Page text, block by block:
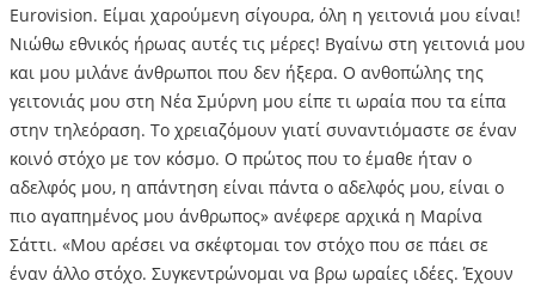
Eurovision. Είμαι χαρούμενη σίγουρα, όλη η γειτονιά μου είναι!
Νιώθω εθνικός ήρωας αυτές τις μέρες! Βγαίνω στη γειτονιά μου
και μου μιλάνε άνθρωποι που δεν ήξερα. Ο ανθοπώλης της
γειτονιάς μου στη Νέα Σμύρνη μου είπε τι ωραία που τα είπα
στην τηλεόραση. Το χρειαζόμουν γιατί συναντιόμαστε σε έναν
κοινό στόχο με τον κόσμο. Ο πρώτος που το έμαθε ήταν ο
αδελφός μου, η απάντηση είναι πάντα ο αδελφός μου, είναι ο
πιο αγαπημένος μου άνθρωπος» ανέφερε αρχικά η Μαρίνα
Σάττι. «Μου αρέσει να σκέφτομαι τον στόχο που σε πάει σε
έναν άλλο στόχο. Συγκεντρώνομαι να βρω ωραίες ιδέες. Έχουν